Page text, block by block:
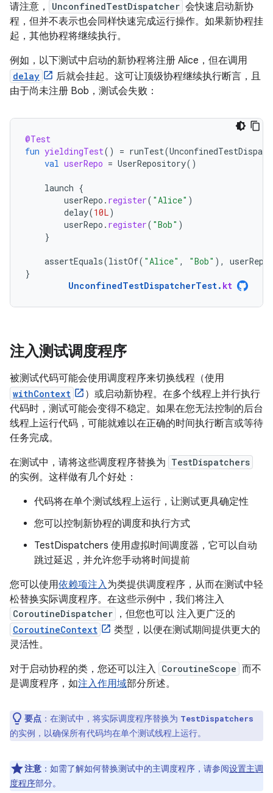
请注意， UnconfinedTestDispatcher 会快速启动新协
程，但并不表示也会同样快速完成运行操作。如果新协程挂
起，其他协程将继续执行。
例如，以下测试中启动的新协程将注册 Alice，但在调用
delay
后就会挂起。这可让顶级协程继续执行断言，且
由于尚未注册 Bob，测试会失败：
@Test
fun yieldingTest() = runTest(
val userRepo = UserRepository()
launch {
userRepo . register( "Alice" )
delay(10L)
userRepo . register( "Bob" )
}
assertEquals(listOf( "Alice" , "Bob" ), userRepo
}
UnconfinedTestDispatcherTest. kt
注入测试调度程序
被测试代码可能会使用调度程序来切换线程（使用
withContext
）或启动新协程。在多个线程上并行执行
代码时，测试可能会变得不稳定。如果在您无法控制的后台
线程上运行代码，可能就难以在正确的时间执行断言或等待
任务完成。
在测试中，请将这些调度程序替换为 TestDispatchers
的实例。这样做有几个好处：
代码将在单个测试线程上运行，让测试更具确定性
您可以控制新协程的调度和执行方式
TestDispatchers 使用虚拟时间调度器，它可以自动
跳过延迟，并允许您手动将时间提前
您可以使用依赖项注入为类提供调度程序，从而在测试中轻
松替换实际调度程序。在这些示例中，我们将注入
CoroutineDispatcher ，但您也可以 注入更广泛的
CoroutineContext
类型，以便在测试期间提供更大的
灵活性。
对于启动协程的类，您还可以注入 CoroutineScope 而不
是调度程序，如注入作用域部分所述。
要点 ：在测试中，将实际调度程序替换为 TestDispatchers
的实例，以确保所有代码均在单个测试线程上运行。
注意 ：如需了解如何替换测试中的主调度程序，请参阅设置主调
度程序部分。